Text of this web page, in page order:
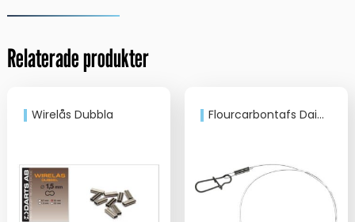
Relaterade produkter
Wirelås Dubbla Flourcarbontafs Daiwa 50cm 36kg